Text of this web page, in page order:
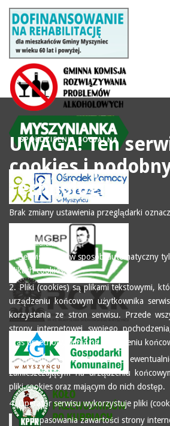
UWAGA! Ten
cookies i
technologii.
Brak zmiany ustawienia przeglądarki
więcej…
Zrozumiałem
1. Serwis zbiera w sposób automatyczny
plikach cookies.
2. Pliki (cookies) są plikami tekstowymi,
urządzeniu końcowym użytkownika
korzystania ze stron serwisu. Przede
strony internetowej swojego
czas przechowywania na urządzeniu
3. Operator serwisu (tu nazwa i
zamieszczającym na urządzeniu
pliki cookies oraz mającym do nich dostęp.
4. Operator serwisu wykorzystuje pliki
dopasowania zawartości strony